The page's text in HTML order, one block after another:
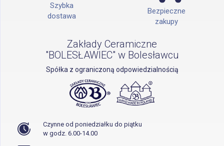
Szybka
dostawa
Bezpieczne
zakupy
Zakłady Ceramiczne
"BOLESŁAWIEC" w Bolesławcu
Spółka z ograniczoną odpowiedzialnością
Czynne od poniedziałku do piątku
w godz. 6.00-14.00